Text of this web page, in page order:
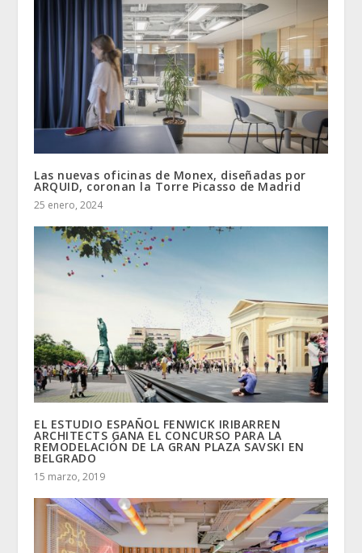
Las nuevas oficinas de Monex, diseñadas por
ARQUID, coronan la Torre Picasso de Madrid
25 enero, 2024
EL ESTUDIO ESPAÑOL FENWICK IRIBARREN
ARCHITECTS GANA EL CONCURSO PARA LA
REMODELACIÓN DE LA GRAN PLAZA SAVSKI EN
BELGRADO
15 marzo, 2019